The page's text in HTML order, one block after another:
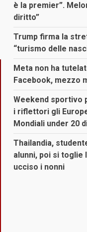
è la premier”.
diritto”
Trump firma la
“turismo delle
Meta non ha
Facebook, mezzo
Weekend sportivo
i riflettori gli
Mondiali under 20
Thailandia,
alunni, poi si toglie
ucciso i nonni